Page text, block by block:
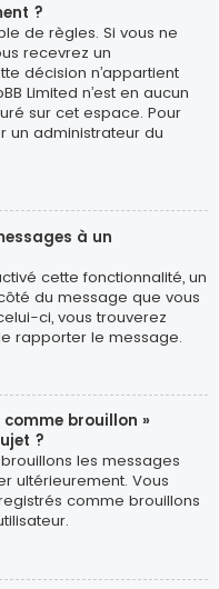
?
de règles. Si vous ne
recevrez un
décision n’appartient
Limited n’est en aucun
sur cet espace. Pour
un administrateur du
à un
cette fonctionnalité, un
du message que vous
ci, vous trouverez
rapporter le message.
brouillon »
?
les messages
ultérieurement. Vous
comme brouillons